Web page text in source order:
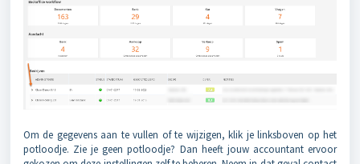
Om de gegevens aan te vullen of te wijzigen, klik je linksboven op het
potloodje. Zie je geen potloodje? Dan heeft jouw accountant ervoor